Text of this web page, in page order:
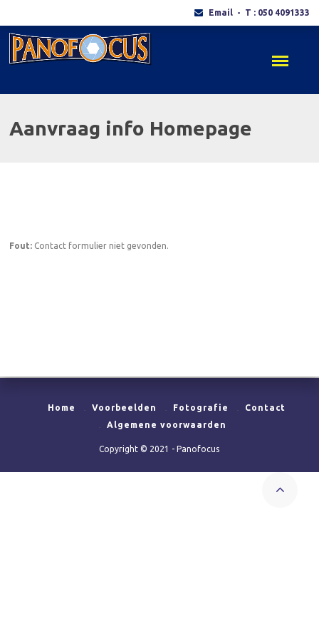
Email- T : 050 4091333
Aanvraag info Homepage
Fout: Contact formulier niet gevonden.
Home Voorbeelden Fotografie
Contact
Algemene voorwaarden
Copyright © 2021 - Panofocus